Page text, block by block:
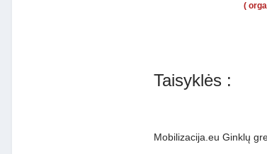
(
Taisyklės :
Mobilizacija.eu Ginklų